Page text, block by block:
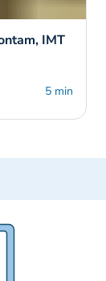
IMT
5 min